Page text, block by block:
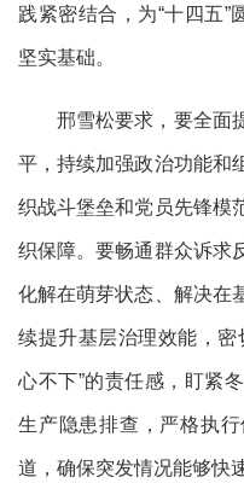
践紧密结合，为“十四五”
坚实基础。
邢雪松要求，要全面
平，持续加强政治功能和
织战斗堡垒和党员先锋模
织保障。要畅通群众诉求
化解在萌芽状态、解决在
续提升基层治理效能，密
心不下”的责任感，盯紧
生产隐患排查，严格执
道，确保突发情况能够快